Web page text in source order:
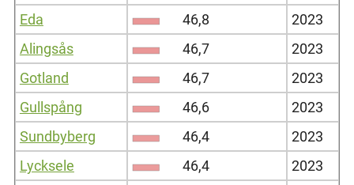
Eda 46,8
2023
Alingsås
46,7
2023
Gotland
46,7
2023
Gullspång
46,6
2023
Sundbyberg
46,4
2023
Lycksele
46,4
2023